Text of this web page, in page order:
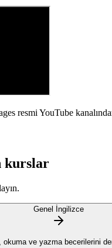
resmi YouTube
kurslar
Genel İngilizce
ve yazma becerilerini